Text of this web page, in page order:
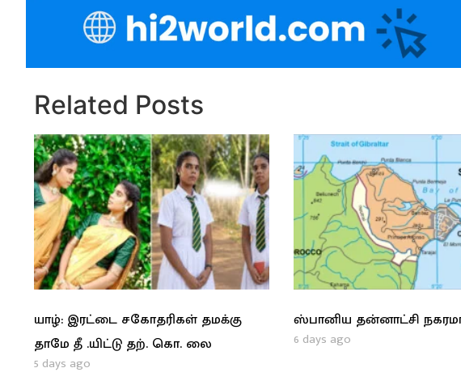
Related Posts
யாழ்: இரட்டை சகோதரிகள் தமக்கு
தாமே தீ .யிட்டு தற். கொ. லை
5 days ago
ஸ்பானிய தன்னாட்சி
6 days ago